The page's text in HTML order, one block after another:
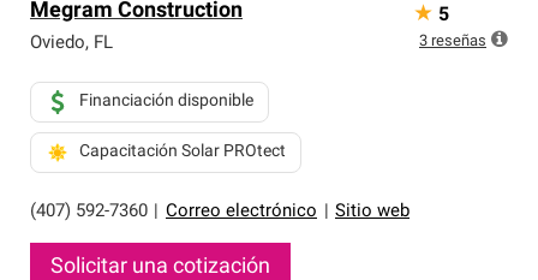
Megram Construction
Oviedo, FL
(407) 592-7360 Correo electrónico Sitio web
Financiación disponible
Capacitación Solar PROtect
Solicitar una cotización
★ 5
3 reseñas